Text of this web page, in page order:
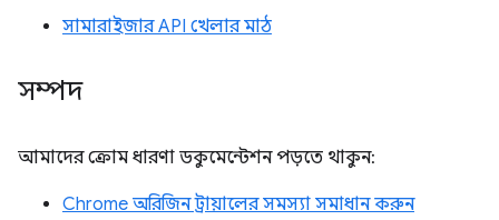
সামারাইজার API খেলার মাঠ
সম্পদ
আমাদের ক্রোম ধারণা ডকুমেন্টেশন পড়তে থাকুন:
Chrome অরিজিন ট্রায়ালের সমস্যা সমাধান করুন